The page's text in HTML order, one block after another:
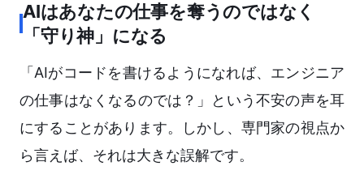
AIはあなたの仕事を奪うのではなく
「守り神」になる
「AIがコードを書けるようになれば、エンジニア
の仕事はなくなるのでは？」という不安の声を耳
にすることがあります。しかし、専門家の視点か
ら言えば、それは大きな誤解です。